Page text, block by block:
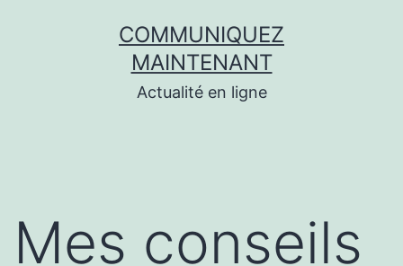
COMMUNIQUEZ
MAINTENANT
Actualité en ligne
Mes conseils